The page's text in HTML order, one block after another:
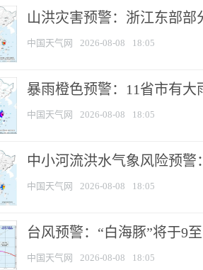
山洪灾害预警：浙江东部
中国天气网 2026-08-08 18:05
暴雨橙色预警：11省市有
中国天气网 2026-08-08 18:05
中小河流洪水气象风险预
中国天气网 2026-08-08 18:05
台风预警：“白海豚”将于9
中国天气网 2026-08-08 18:05